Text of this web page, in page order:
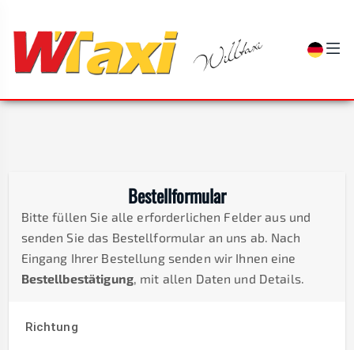
Bestellformular
Bitte füllen Sie alle erforderlichen Felder aus und
senden Sie das Bestellformular an uns ab. Nach
Eingang Ihrer Bestellung senden wir Ihnen eine
Bestellbestätigung, mit allen Daten und Details.
Richtung